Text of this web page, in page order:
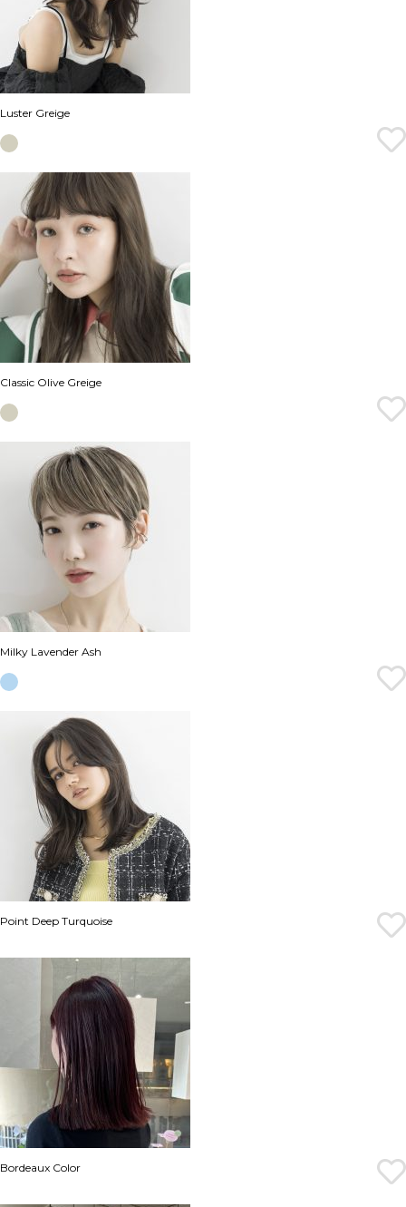
Luster Greige
Classic Olive Greige
Milky Lavender Ash
Point Deep Turquoise
Bordeaux Color